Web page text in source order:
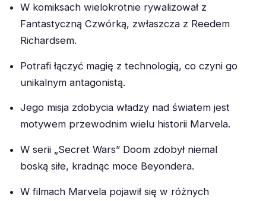
W komiksach wielokrotnie rywalizował z
Fantastyczną Czwórką, zwłaszcza z Reedem
Richardsem.
Potrafi łączyć magię z technologią, co czyni go
unikalnym antagonistą.
Jego misja zdobycia władzy nad światem jest
motywem przewodnim wielu historii Marvela.
W serii „Secret Wars” Doom zdobył niemal
boską siłe, kradnąc moce Beyondera.
W filmach Marvela pojawił się w różnych